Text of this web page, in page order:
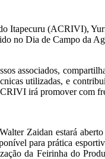
Itapecuru (ACRIVI),
no Dia de Campo da
associados,
utilizadas, e
irá promover com
Zaidan estará
para prática
da Feirinha do